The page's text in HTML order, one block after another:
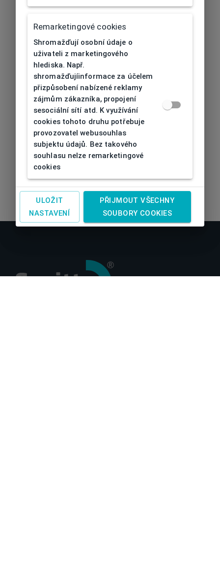
Remarketingové cookies
Shromažďují osobní údaje o
uživateli z marketingového
hlediska. Např.
shromažďujíinformace za účelem
přizpůsobení nabízené reklamy
zájmům zákazníka, propojení
sesociální sítí atd. K využívání
cookies tohoto druhu potřebuje
provozovatel webusouhlas
subjektu údajů. Bez takového
souhlasu nelze remarketingové
cookies
ULOŽIT
NASTAVENÍ
PŘIJMOUT VŠECHNY
SOUBORY COOKIES